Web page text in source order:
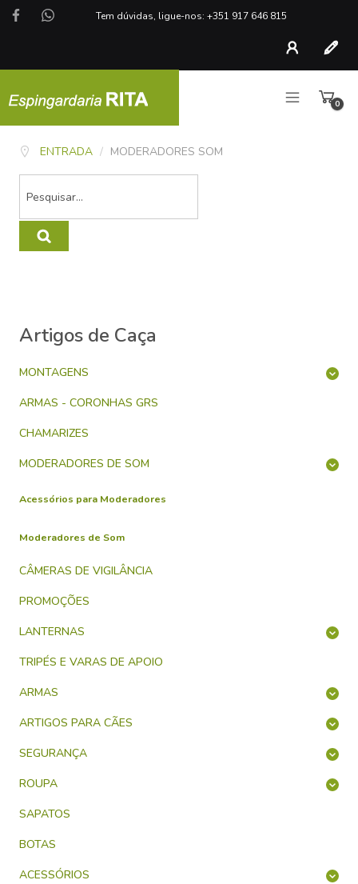
Tem dúvidas, ligue-nos: +351 917 646 815
0
ENTRADA / MODERADORES SOM
Artigos de Caça
MONTAGENS
ARMAS - CORONHAS GRS
CHAMARIZES
MODERADORES DE SOM
Acessórios para Moderadores
Moderadores de Som
CÂMERAS DE VIGILÂNCIA
PROMOÇÕES
LANTERNAS
TRIPÉS E VARAS DE APOIO
ARMAS
ARTIGOS PARA CÃES
SEGURANÇA
ROUPA
SAPATOS
BOTAS
ACESSÓRIOS